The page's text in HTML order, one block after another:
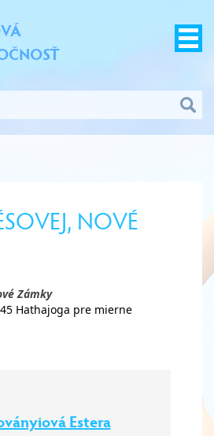
NOVÉ
Zámky
Hathajoga pre mierne
Estera